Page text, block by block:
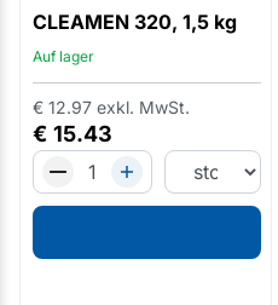
CLEAMEN 320, 1,5 kg
Auf lager
€ 15.43
€ 12.97 exkl. MwSt.